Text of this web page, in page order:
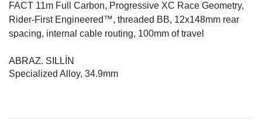
FACT 11m Full Carbon, Progressive XC Race Geometry,
Rider-First Engineered™, threaded BB, 12x148mm rear
spacing, internal cable routing, 100mm of travel
ABRAZ. SILLÍN
Specialized Alloy, 34.9mm